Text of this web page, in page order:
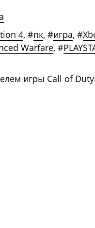
4, #пк, #игра, #
Warfare, #
игры Call of